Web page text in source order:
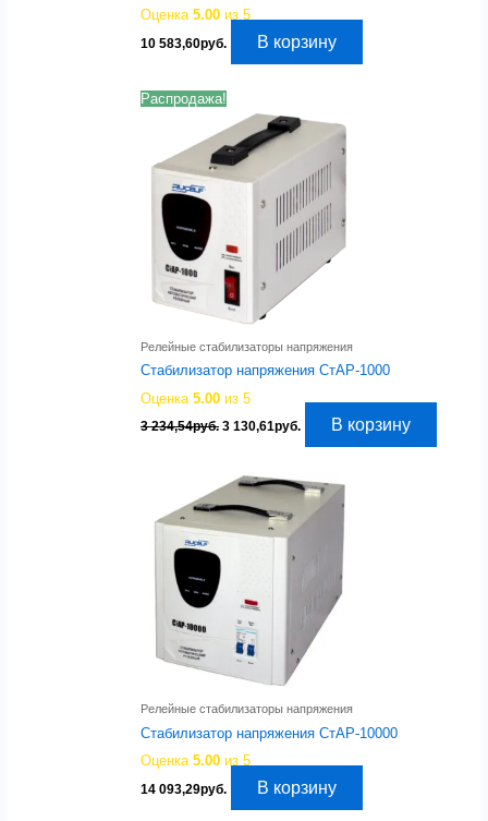
Оценка5.00 из 5
10 583,60руб. В корзину
Распродажа!
Релейные стабилизаторы напряжения
Стабилизатор напряжения СтАР-1000
Оценка5.00 из 5
3 234,54руб. Первоначальная
234,54руб..
3 130,61руб. ТекущаяВ корзину
Релейные стабилизаторы напряжения
Стабилизатор напряжения СтАР-10000
Оценка5.00 из 5
14 093,29руб. В корзину